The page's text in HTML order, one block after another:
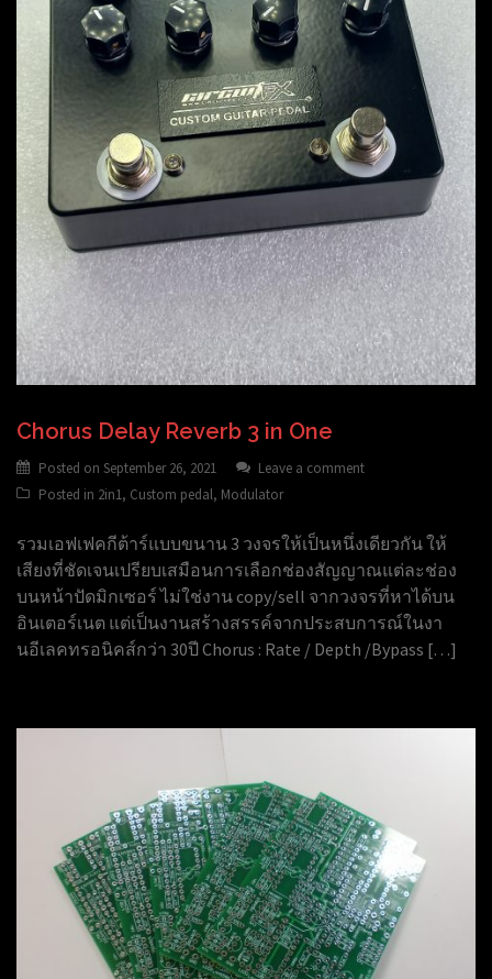
Chorus Delay Reverb 3 in One
Posted on September 26, 2021
Leave a comment
Posted in 2in1, Custom pedal, Modulator
รวมเอฟเฟคกีต้าร์แบบขนาน 3 วงจรให้เป็นหนึ่งเดียวกัน ให้
เสียงที่ชัดเจนเปรียบเสมือนการเลือกช่องสัญญาณแต่ละช่อง
บนหน้าปัดมิกเซอร์ ไม่ใช่งาน copy/sell จากวงจรที่หาได้บน
อินเตอร์เนต แต่เป็นงานสร้างสรรค์จากประสบการณ์ในงา
นอีเลคทรอนิคส์กว่า 30ปี Chorus : Rate / Depth /Bypass […]